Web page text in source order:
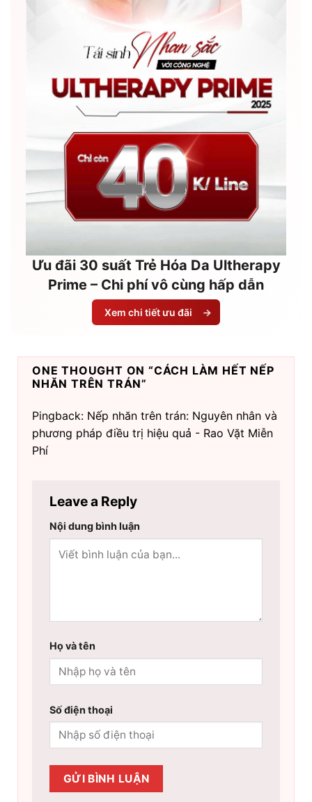
Ưu đãi 30 suất Trẻ Hóa Da Ultherapy
Prime – Chi phí vô cùng hấp dẫn
Xem chi tiết ưu đãi →
ONE THOUGHT ON “CÁCH LÀM HẾT NẾP
NHĂN TRÊN TRÁN”
Pingback: Nếp nhăn trên trán: Nguyên nhân và
phương pháp điều trị hiệu quả - Rao Vặt Miễn
Phí
Leave a Reply
Nội dung bình luận
Họ và tên
Số điện thoại